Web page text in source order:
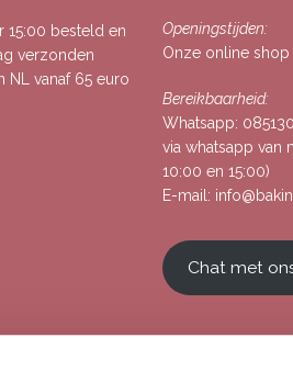
15:00 besteld en
verzonden
NL vanaf 65 euro
Openingstijden:
Onze online
Bereikbaarheid:
Whatsapp:
via whatsapp van
10:00 en 15:00)
E-mail:
Chat met